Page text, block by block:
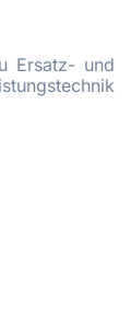
Ersatz- und